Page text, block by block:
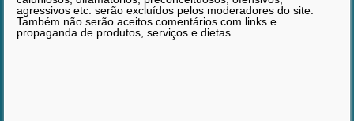
agressivos etc. serão excluídos pelos moderadores do site.
Também não serão aceitos comentários com links e
propaganda de produtos, serviços e dietas.